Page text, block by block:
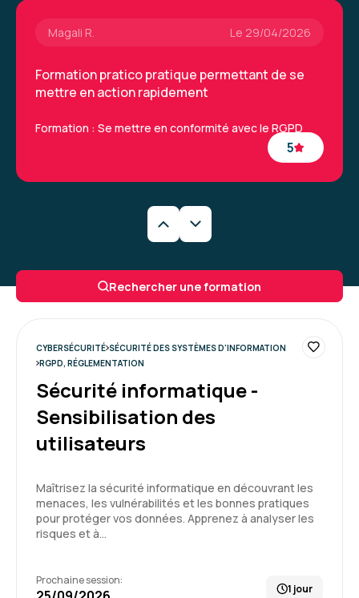
Magali R. Le 29/04/2026
5
Formation pratico pratique permettant de se
mettre en action rapidement
Formation : Se mettre en conformité avec le RGPD
Formation pratico pratique permettant de se
mettre en action rapidement
mettre en action rapidement
Formation : Se mettre en conformité avec le RGPD
Rechercher une formation
CYBERSÉCURITÉ SÉCURITÉ DES SYSTÈMES D'INFORMATION
RGPD, RÉGLEMENTATION
Sécurité informatique -
Sensibilisation des
utilisateurs
Maîtrisez la sécurité informatique en découvrant les
menaces, les vulnérabilités et les bonnes pratiques
pour protéger vos données. Apprenez à analyser les
risques et à…
Prochaine session:
1 jour